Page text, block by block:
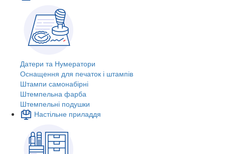
Датери та Нумератори
Оснащення для печаток і штампів
Штампи самонабірні
Штемпельна фарба
Штемпельні подушки
Настільне приладдя